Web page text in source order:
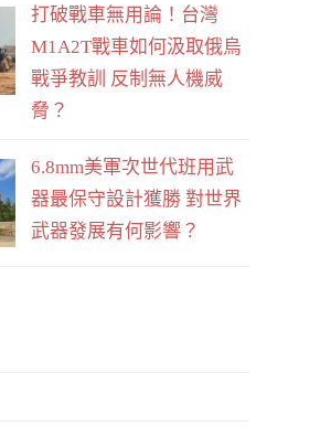
打破戰車無用論！台灣
M1A2T戰車如何汲取俄烏
戰爭教訓 反制無人機威
脅？
6.8mm美軍次世代班用武
器最保守設計獲勝 對世界
武器發展有何影響？